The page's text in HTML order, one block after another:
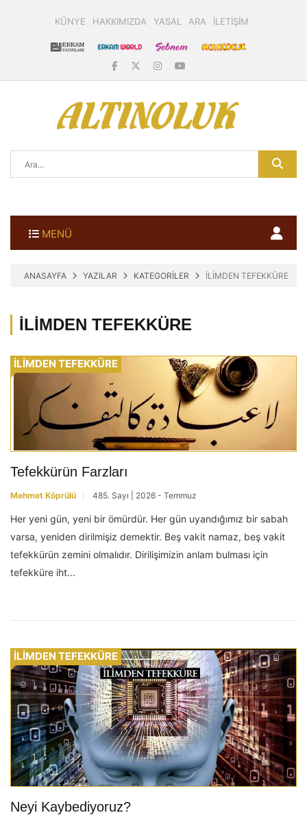
KÜNYE HAKKIMIZDA YASAL ARA İLETİŞİM
MENÜ
ANASAYFA YAZILAR KATEGORİLER İLİMDEN TEFEKKÜRE
İLİMDEN TEFEKKÜRE
İLİMDEN TEFEKKÜRE
Tefekkürün Farzları
Mehmet Köprülü 485. Sayı | 2026 - Temmuz
Her yeni gün, yeni bir ömürdür. Her gün uyandığımız bir sabah
varsa, yeniden dirilmişiz demektir. Beş vakit namaz, beş vakit
tefekkürün zemini olmalıdır. Dirilişimizin anlam bulması için
tefekküre iht...
İLİMDEN TEFEKKÜRE
Neyi Kaybediyoruz?